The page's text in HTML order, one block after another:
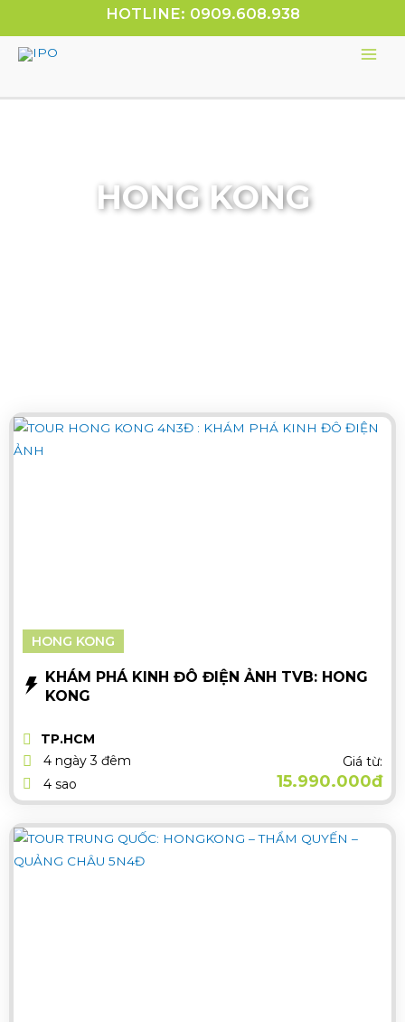
HOTLINE: 0909.608.938
HONG KONG
HONG KONG
KHÁM PHÁ KINH ĐÔ ĐIỆN ẢNH TVB: HONG
KONG
TP.HCM
4 ngày 3 đêm
4 sao
Giá từ:
15.990.000đ